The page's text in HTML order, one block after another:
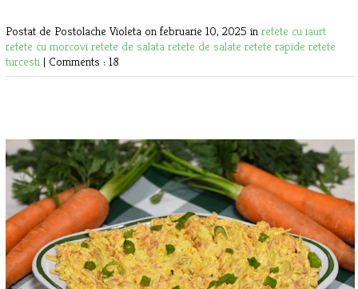
Postat de Postolache Violeta on februarie 10, 2025 in retete cu iaurt
retete cu morcovi retete de salata retete de salate retete rapide retete
turcesti | Comments : 18